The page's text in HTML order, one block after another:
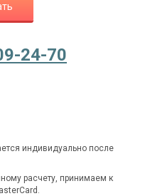
до 24:00
24-70
индивидуально после
расчету, принимаем к